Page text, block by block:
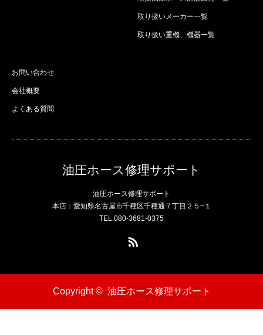
取り扱いメーカー一覧
取り扱い重機、機器一覧
お問い合わせ
会社概要
よくある質問
油圧ホース修理サポート
油圧ホース修理サポート
本店：愛知県名古屋市千種区千種通７丁目２５−１
TEL.080-3681-0375
Copyright © 油圧ホース修理サポート